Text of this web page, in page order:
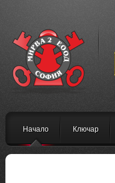
Начало Ключар